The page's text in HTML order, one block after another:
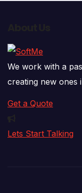
We work with a
creating new ones
Get a Quote
Lets Start Talking